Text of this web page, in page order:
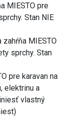
MIESTO pre
Stan NIE
zahŕňa MIESTO
sprchy. Stan
pre karavan na
elektrinu a
vlastný